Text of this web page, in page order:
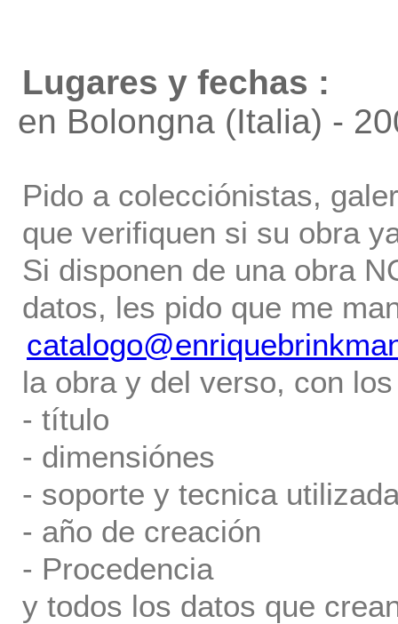
Lugares y fechas :
en Bolongna (Italia) -
Pido a colecciónistas,
que verifiquen si su obra
Si disponen de una obra
datos, les pido que me
la obra y del verso, con
- título
- dimensiónes
- soporte y tecnica
- año de creación
- Procedencia
y todos los datos que